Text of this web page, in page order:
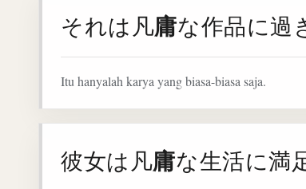
それは凡庸な作品に過
Itu hanyalah karya yang biasa-biasa saja.
彼女は凡庸な生活に満